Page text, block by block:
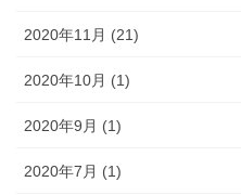
2020年11月 (21)
2020年10月 (1)
2020年9月 (1)
2020年7月 (1)